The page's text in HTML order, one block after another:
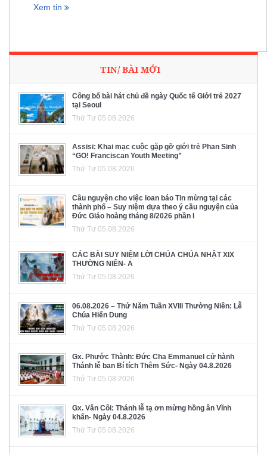
Xem tin
TIN/ BÀI MỚI
Công bố bài hát chủ đề ngày Quốc tế Giới trẻ 2027
tại Seoul
Thứ Tư 05.08.2026
Assisi: Khai mạc cuộc gặp gỡ giới trẻ Phan Sinh
“GO! Franciscan Youth Meeting”
Thứ Tư 05.08.2026
Cầu nguyện cho việc loan báo Tin mừng tại các
thành phố – Suy niệm dựa theo ý cầu nguyện của
Đức Giáo hoàng tháng 8/2026 phần I
Thứ Tư 05.08.2026
CÁC BÀI SUY NIỆM LỜI CHÚA CHÚA NHẬT XIX
THƯỜNG NIÊN- A
Thứ Tư 05.08.2026
06.08.2026 – Thứ Năm Tuần XVIII Thường Niên: Lễ
Chúa Hiển Dung
Thứ Tư 05.08.2026
Gx. Phước Thành: Đức Cha Emmanuel cử hành
Thánh lễ ban Bí tích Thêm Sức- Ngày 04.8.2026
Thứ Tư 05.08.2026
Gx. Văn Côi: Thánh lễ tạ ơn mừng hồng ân Vĩnh
khấn- Ngày 04.8.2026
Thứ Tư 05.08.2026